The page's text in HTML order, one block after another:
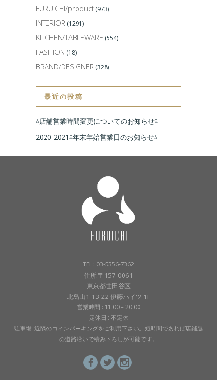
FURUICHI/product (973)
INTERIOR (1291)
KITCHEN/TABLEWARE (554)
FASHION (18)
BRAND/DESIGNER (328)
最近の投稿
⁂店舗営業時間変更についてのお知らせ⁂
2020-2021⁂年末年始営業日のお知らせ⁂
TEL : 03-5356-7362
住所:〒157-0061
東京都世田谷区
北烏山1-13-22 伊藤ハイツ 1F
営業時間 : 11:00～20:00
定休日 : 不定休
駐車場: 近隣のコインパーキングをご利用下さい。短時間であれば店鋪脇
の道路沿いで積み下ろしが可能です。